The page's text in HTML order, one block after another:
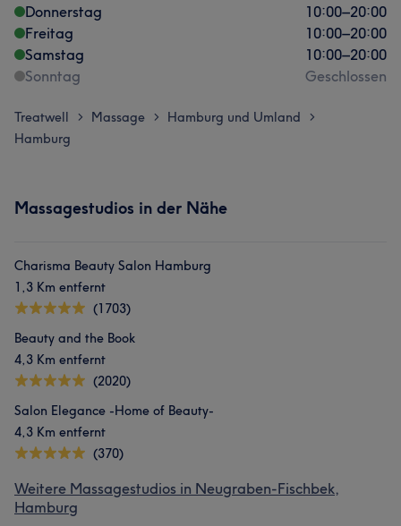
Donnerstag
10:00–20:00
Freitag
10:00–20:00
Samstag
10:00–20:00
Sonntag
Geschlossen
Treatwell > Massage > Hamburg und Umland >
Hamburg
Massagestudios in der Nähe
Charisma Beauty Salon Hamburg
1,3 Km entfernt
(1703)
Beauty and the Book
4,3 Km entfernt
(2020)
Salon Elegance -Home of Beauty-
4,3 Km entfernt
(370)
Weitere Massagestudios in Neugraben-Fischbek,
Hamburg